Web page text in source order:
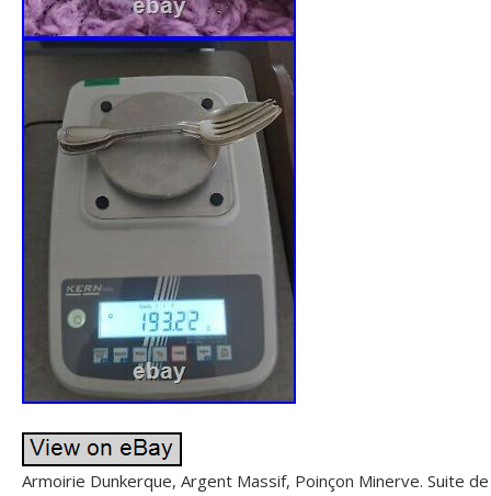
Armoirie Dunkerque, Argent Massif, Poinçon Minerve. Suite